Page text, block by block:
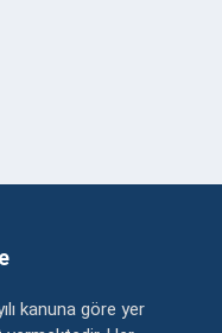
kanuna göre yer